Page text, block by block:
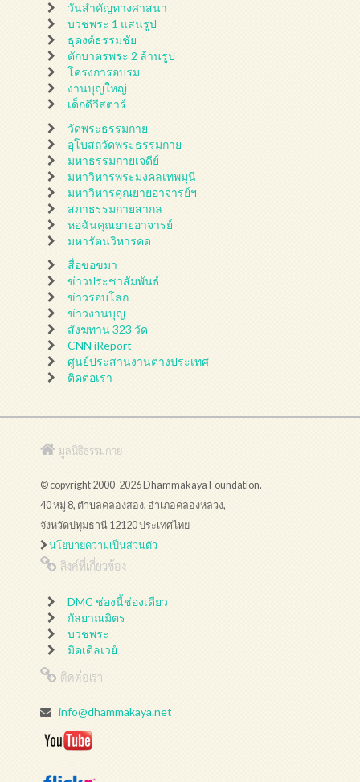
วันสำคัญทางศาสนา
บวชพระ 1 แสนรูป
ธุดงค์ธรรมชัย
ตักบาตรพระ 2 ล้านรูป
โครงการอบรม
งานบุญใหญ่
เด็กดีวีสตาร์
วัดพระธรรมกาย
อุโบสถวัดพระธรรมกาย
มหาธรรมกายเจดีย์
มหาวิหารพระมงคลเทพมุนี
มหาวิหารคุณยายอาจารย์ฯ
สภาธรรมกายสากล
หอฉันคุณยายอาจารย์
มหารัตนวิหารคด
สื่อขอขมา
ข่าวประชาสัมพันธ์
ข่าวรอบโลก
ข่าวงานบุญ
สังฆทาน 323 วัด
CNN iReport
ศูนย์ประสานงานต่างประเทศ
ติดต่อเรา
มูลนิธิธรรมกาย
© copyright 2000-2026 Dhammakaya Foundation.
40 หมู่ 8, ตำบลคลองสอง, อำเภอคลองหลวง,
จังหวัดปทุมธานี 12120 ประเทศไทย
นโยบายความเป็นส่วนตัว
ลิงค์ที่เกี่ยวข้อง
DMC ช่องนี้ช่องเดียว
กัลยาณมิตร
บวชพระ
มิดเดิลเวย์
ติดต่อเรา
info@dhammakaya.net